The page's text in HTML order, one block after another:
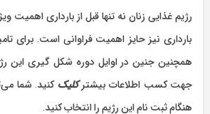
رژیم غذایی زنان نه تنها قبل از بارداری اهمیت
بارداری نیز حایز اهمیت فراوانی است. برای
همچنین جنین در اوایل دوره شکل گیری این
جهت کسب اطلاعات بیشترکلیک کنید. شما
هنگام ثبت نام این رژیم را انتخاب کنید.